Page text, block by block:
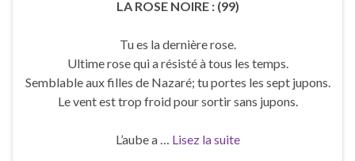
LA ROSE NOIRE : (99)
Tu es la dernière rose.
Ultime rose qui a résisté à tous les temps.
Semblable aux filles de Nazaré; tu portes les sept jupons.
Le vent est trop froid pour sortir sans jupons.
L’aube a … Lisez la suite